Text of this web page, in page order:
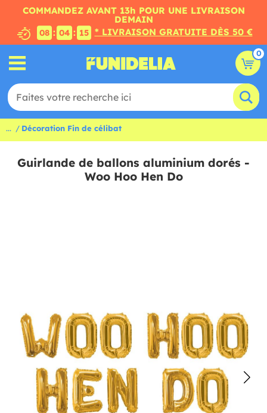
COMMANDEZ AVANT 13h POUR UNE LIVRAISON
DEMAIN
08 : 04 : 14 * LIVRAISON GRATUITE DÈS 50 €
0
... Décoration Fin de célibat
Guirlande de ballons aluminium dorés -
Woo Hoo Hen Do